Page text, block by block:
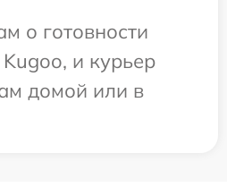
о готовности
и курьер
домой или в